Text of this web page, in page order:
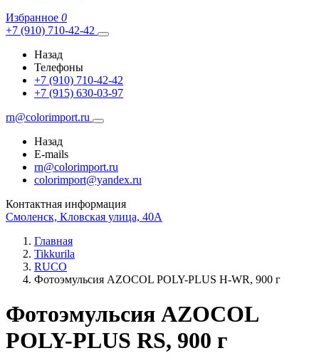
Избранное 0
+7 (910) 710-42-42
Назад
Телефоны
+7 (910) 710-42-42
+7 (915) 630-03-97
rn@colorimport.ru
Назад
E-mails
rn@colorimport.ru
colorimport@yandex.ru
Контактная информация
Смоленск, Кловская улица, 40А
Главная
Tikkurila
RUCO
Фотоэмульсия AZOCOL POLY-PLUS H-WR, 900 г
Фотоэмульсия AZOCOL
POLY-PLUS RS, 900 г